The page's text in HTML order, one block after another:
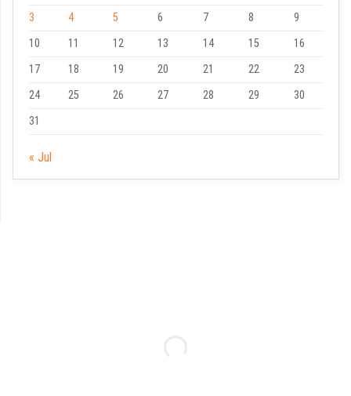
3
4 5 6 7 8
9
10
11 12 13 14 15
16
17
18 19 20 21 22
23
24
25 26 27 28 29
30
31
« Jul